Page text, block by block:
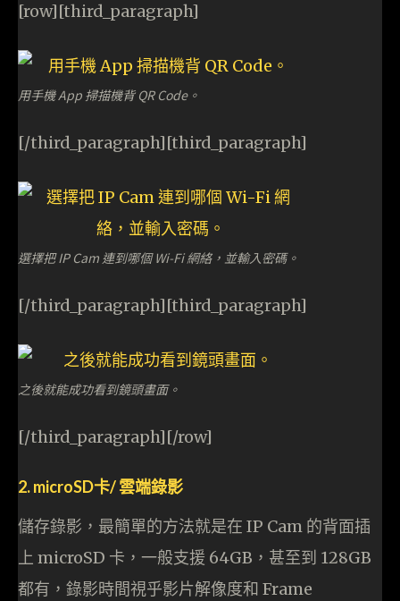
[row][third_paragraph]
用手機 App 掃描機背 QR Code。
[/third_paragraph][third_paragraph]
選擇把 IP Cam 連到哪個 Wi-Fi 網絡，並輸入密碼。
[/third_paragraph][third_paragraph]
之後就能成功看到鏡頭畫面。
[/third_paragraph][/row]
2. microSD卡/ 雲端錄影
儲存錄影，最簡單的方法就是在 IP Cam 的背面插
上 microSD 卡，一般支援 64GB，甚至到 128GB
都有，錄影時間視乎影片解像度和 Frame